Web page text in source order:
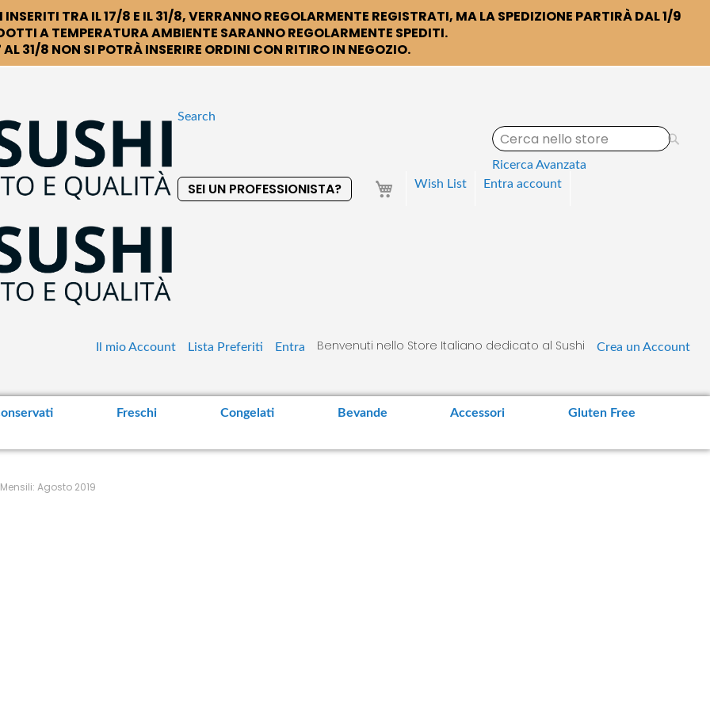
TRA IL 17/8 E IL 31/8, VERRANNO REGOLARMENTE REGISTRATI, MA LA SPEDIZIONE PARTIRÀ DAL 1/9
A TEMPERATURA AMBIENTE SARANNO REGOLARMENTE SPEDITI.
31/8 NON SI POTRÀ INSERIRE ORDINI CON RITIRO IN NEGOZIO.
Search
Ricerca Avanzata
SEI UN PROFESSIONISTA? Your Cart
Wish List Entra account
Il mio Account Lista Preferiti Entra Benvenuti nello Store Italiano dedicato al Sushi Crea un Account
n
Freschi Congelati Bevande Accessori Gluten Free
Agosto 2019